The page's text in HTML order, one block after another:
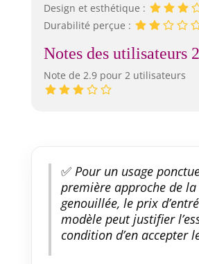
Design et esthétique :
Durabilité perçue :
Notes des utilisateurs
Note de 2.9 pour 2 utilisateurs
✅Pour un usage
première approche de la
genouillée, le prix
modèle peut justifier
condition d’en accepter